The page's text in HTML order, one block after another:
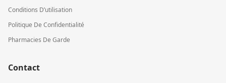
Conditions D’utilisation
Politique De Confidentialité
Pharmacies De Garde
Contact